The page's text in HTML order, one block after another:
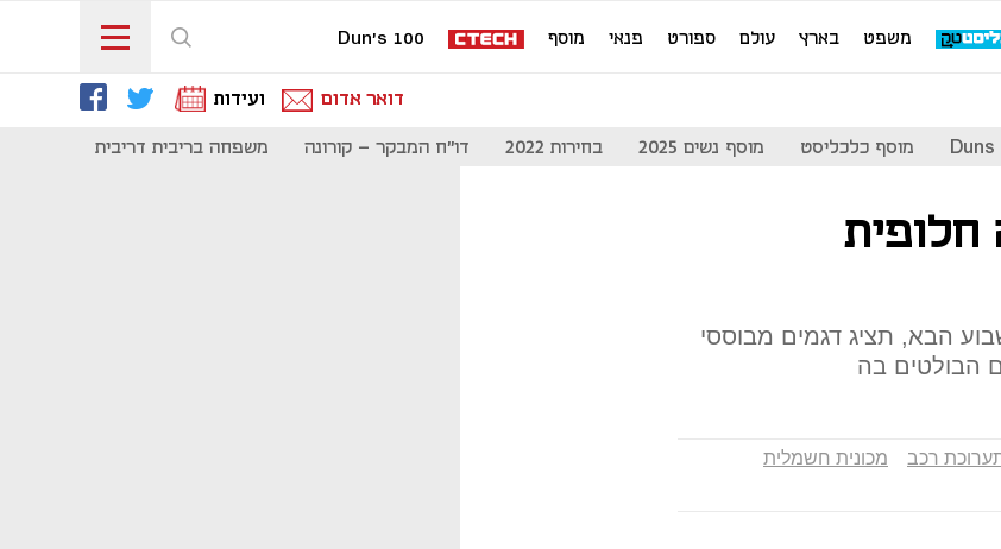
משפט בארץ עולם ספורט פנאי מוסף Dun's 100
דואר אדום ועידות
Duns מוסף כלכליסט מוסף נשים 2025 בחירות 2022 דו"ח המבקר - קורונה משפחה בריבית דריבית
חלופית
הבא, תציג דגמים מבוססי
הבולטים בה
רכב
מכונית חשמלית